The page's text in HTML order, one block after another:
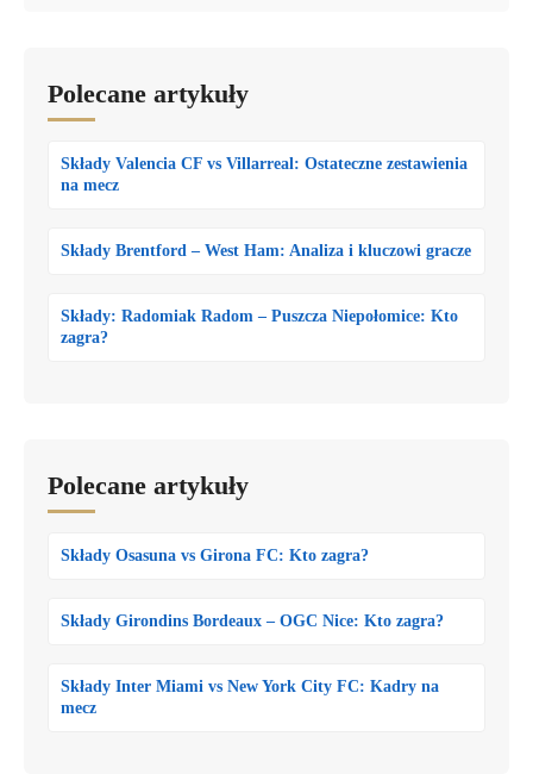
Polecane artykuły
Składy Valencia CF vs Villarreal: Ostateczne zestawienia
na mecz
Składy Brentford – West Ham: Analiza i kluczowi gracze
Składy: Radomiak Radom – Puszcza Niepołomice: Kto
zagra?
Polecane artykuły
Składy Osasuna vs Girona FC: Kto zagra?
Składy Girondins Bordeaux – OGC Nice: Kto zagra?
Składy Inter Miami vs New York City FC: Kadry na
mecz